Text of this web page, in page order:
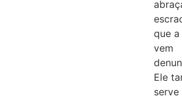
que
vem
Ele
serve